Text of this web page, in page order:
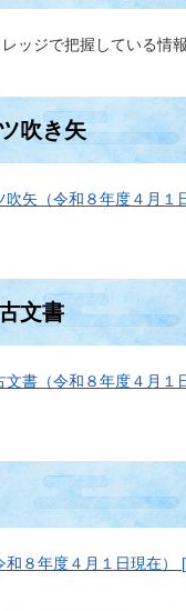
ッジで把握している情
吹き矢
矢（令和８年度４月１
文書
書（令和８年度４月１
８年度４月１日現在）